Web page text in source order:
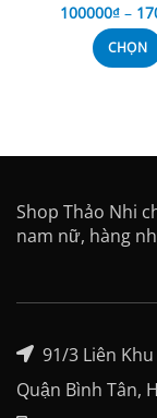
100000₫ –
CHỌN
Shop Thảo Nhi
nam nữ, hàng
91/3 Liên
Quận Bình Tân,